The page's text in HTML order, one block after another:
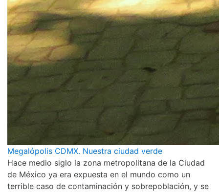
Megalópolis CDMX. Nuestra ciudad verde
Hace medio siglo la zona metropolitana de la Ciudad
de México ya era expuesta en el mundo como un
terrible caso de contaminación y sobrepoblación, y se